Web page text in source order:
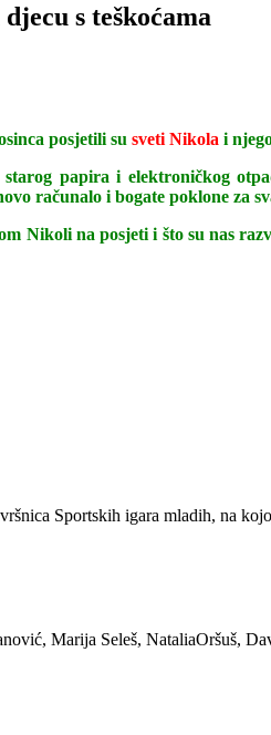
s teškoćama
posjetili su sveti Nikola i
papira i elektroničkog
računalo i bogate poklone za
Nikoli na posjeti i što su nas
Sportskih igara mladih, na
Marija Seleš, NataliaOršuš,